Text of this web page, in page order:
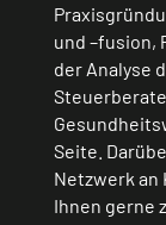
und –fusion,
der Analyse
Seite.
Netzwerk an
Ihnen gerne